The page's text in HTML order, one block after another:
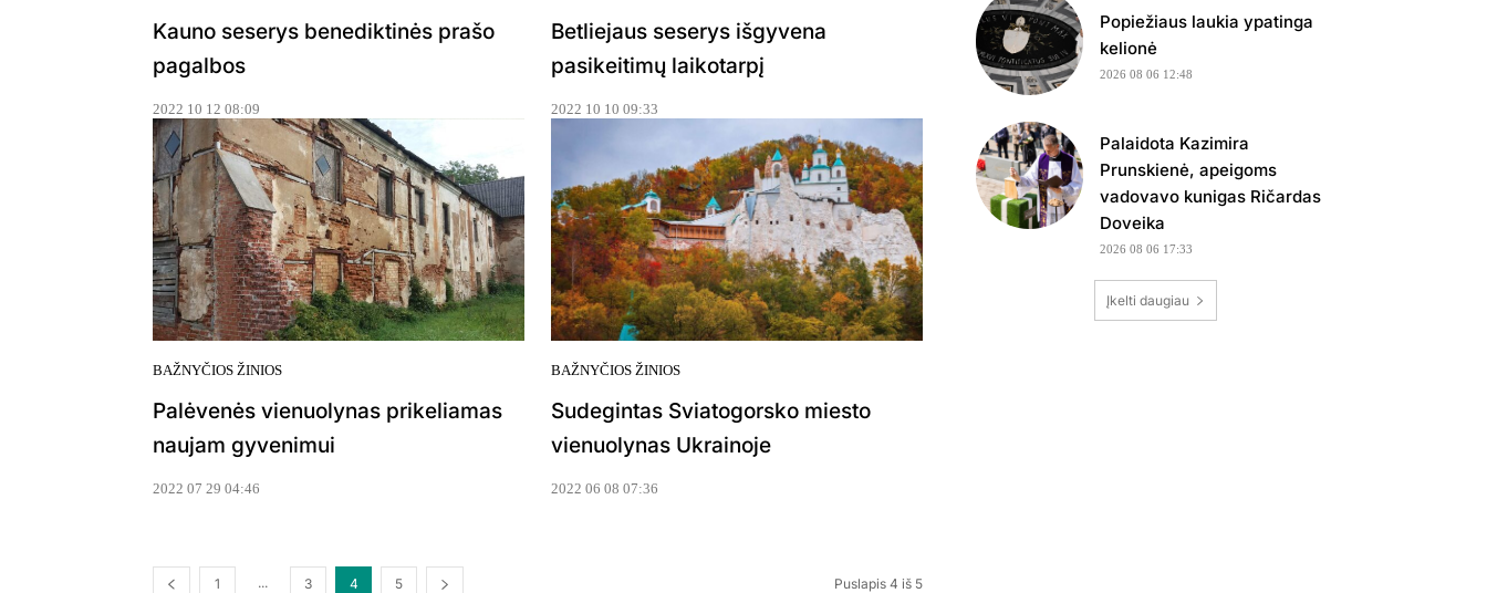
Kauno seserys benediktinės prašo
pagalbos
2022 10 12 08:09
Betliejaus seserys išgyvena
pasikeitimų laikotarpį
2022 10 10 09:33
BAŽNYČIOS ŽINIOS
Palėvenės vienuolynas prikeliamas
naujam gyvenimui
2022 07 29 04:46
BAŽNYČIOS ŽINIOS
Sudegintas Sviatogorsko miesto
vienuolynas Ukrainoje
2022 06 08 07:36
1 ... 3 4 5 Puslapis 4 iš 5
Popiežiaus laukia ypatinga
kelionė
2026 08 06 12:48
Palaidota Kazimira
Prunskienė, apeigoms
vadovavo kunigas Ričardas
Doveika
2026 08 06 17:33
Įkelti daugiau